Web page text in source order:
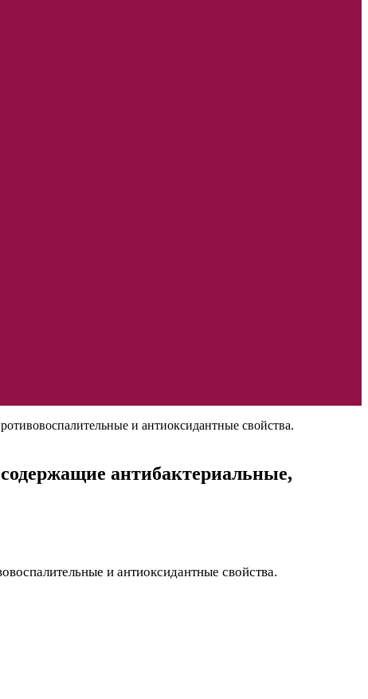
и антиоксидантные свойства.
антибактериальные,
и антиоксидантные свойства.